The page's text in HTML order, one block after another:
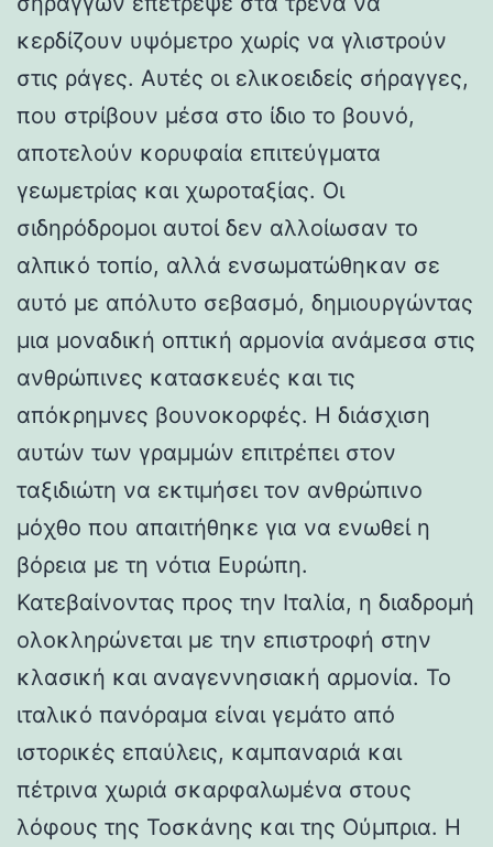
κερδίζουν υψόμετρο χωρίς να γλιστρούν
στις ράγες. Αυτές οι ελικοειδείς σήραγγες,
που στρίβουν μέσα στο ίδιο το βουνό,
αποτελούν κορυφαία επιτεύγματα
γεωμετρίας και χωροταξίας. Οι
σιδηρόδρομοι αυτοί δεν αλλοίωσαν το
αλπικό τοπίο, αλλά ενσωματώθηκαν σε
αυτό με απόλυτο σεβασμό, δημιουργώντας
μια μοναδική οπτική αρμονία ανάμεσα στις
ανθρώπινες κατασκευές και τις
απόκρημνες βουνοκορφές. Η διάσχιση
αυτών των γραμμών επιτρέπει στον
ταξιδιώτη να εκτιμήσει τον ανθρώπινο
μόχθο που απαιτήθηκε για να ενωθεί η
βόρεια με τη νότια Ευρώπη.
Κατεβαίνοντας προς την Ιταλία, η διαδρομή
ολοκληρώνεται με την επιστροφή στην
κλασική και αναγεννησιακή αρμονία. Το
ιταλικό πανόραμα είναι γεμάτο από
ιστορικές επαύλεις, καμπαναριά και
πέτρινα χωριά σκαρφαλωμένα στους
λόφους της Τοσκάνης και της Ούμπρια. Η